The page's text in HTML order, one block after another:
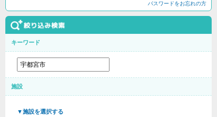
パスワードをお忘れの方
キーワード
施設
▼施設を選択する